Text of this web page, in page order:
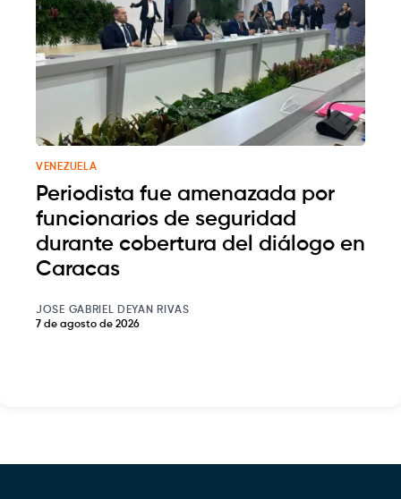
VENEZUELA
Periodista fue amenazada por
funcionarios de seguridad
durante cobertura del diálogo en
Caracas
JOSE GABRIEL DEYAN RIVAS
7 de agosto de 2026